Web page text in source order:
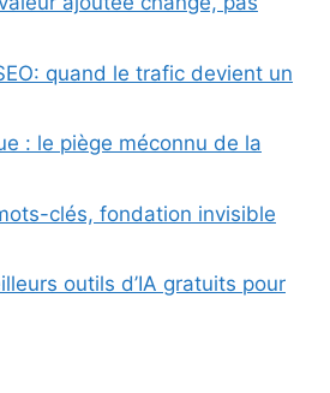
quand le trafic devient un
: le piège méconnu de la
clés, fondation invisible
outils d’IA gratuits pour